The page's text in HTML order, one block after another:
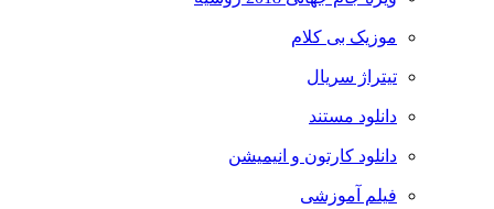
موزیک بی کلام
تیتراژ سریال
دانلود مستند
دانلود کارتون و انیمیشن
فیلم آموزشی